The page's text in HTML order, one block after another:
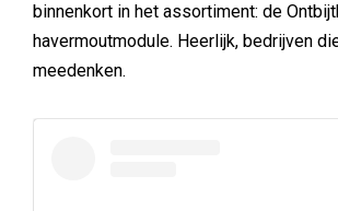
binnenkort in het assortiment: de
havermoutmodule. Heerlijk, bedrijven
meedenken.